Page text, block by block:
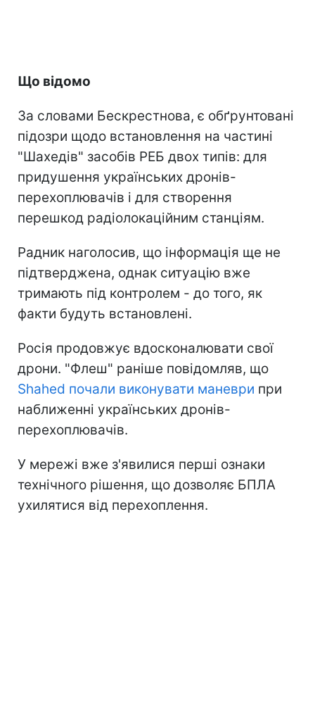
Що відомо
За словами Бескрестнова, є обґрунтовані
підозри щодо встановлення на частині
"Шахедів" засобів РЕБ двох типів: для
придушення українських дронів-
перехоплювачів і для створення
перешкод радіолокаційним станціям.
Радник наголосив, що інформація ще не
підтверджена, однак ситуацію вже
тримають під контролем - до того, як
факти будуть встановлені.
Росія продовжує вдосконалювати свої
дрони. "Флеш" раніше повідомляв, що
Shahed почали виконувати маневри при
наближенні українських дронів-
перехоплювачів.
У мережі вже з'явилися перші ознаки
технічного рішення, що дозволяє БПЛА
ухилятися від перехоплення.